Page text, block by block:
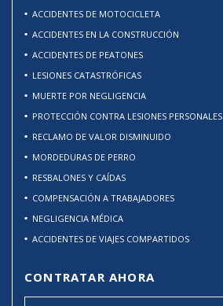
ACCIDENTES DE MOTOCICLETA
ACCIDENTES EN LA CONSTRUCCIÓN
ACCIDENTES DE PEATONES
LESIONES CATASTRÓFICAS
MUERTE POR NEGLIGENCIA
PROTECCIÓN CONTRA LESIONES PERSONALES
RECLAMO DE VALOR DISMINUIDO
MORDEDURAS DE PERRO
RESBALONES Y CAÍDAS
COMPENSACIÓN A TRABAJADORES
NEGLIGENCIA MÉDICA
ACCIDENTES DE VIAJES COMPARTIDOS
CONTRATAR AHORA